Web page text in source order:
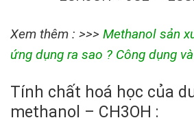
Xem thêm : >>> Methanol sản
ứng dụng ra sao ? Công dụng
Tính chất hoá học của
methanol – CH3OH :